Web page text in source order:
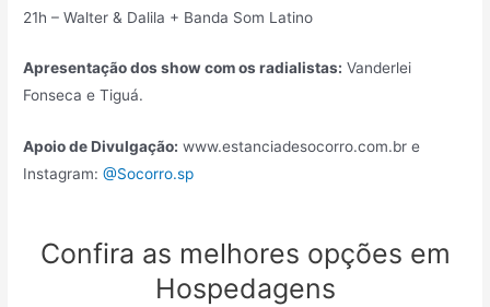
21h – Walter & Dalila + Banda Som Latino
Apresentação dos show com os radialistas: Vanderlei
Fonseca e Tiguá.
Apoio de Divulgação: www.estanciadesocorro.com.br e
Instagram:@Socorro.sp
Confira as melhores opções em
Hospedagens